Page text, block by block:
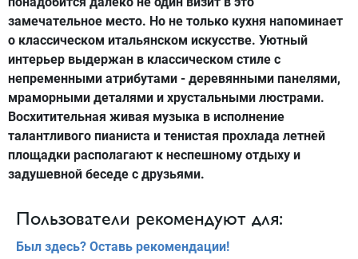
замечательное место. Но не только кухня напоминает
о классическом итальянском искусстве. Уютный
интерьер выдержан в классическом стиле с
непременными атрибутами - деревянными панелями,
мраморными деталями и хрустальными люстрами.
Восхитительная живая музыка в исполнение
талантливого пианиста и тенистая прохлада летней
площадки располагают к неспешному отдыху и
задушевной беседе с друзьями.
Пользователи рекомендуют для:
Был здесь? Оставь рекомендации!